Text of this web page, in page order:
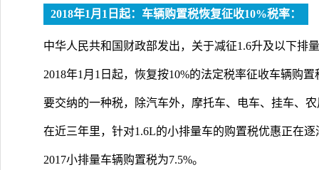
2018年1月1日起：车辆购置税恢复征收10%税率：
中华人民共和国财政部发出，关于减征1.6升及以下排
2018年1月1日起，恢复按10%的法定税率征收车辆购
要交纳的一种税，除汽车外，摩托车、电车、挂车、
在近三年里，针对1.6L的小排量车的购置税优惠正在
2017小排量车辆购置税为7.5%。